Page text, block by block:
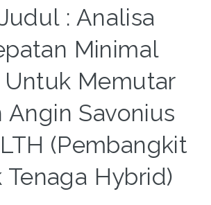
: Analisa
Minimal
Memutar
Angin Savonius
(Pembangkit
Tenaga Hybrid)